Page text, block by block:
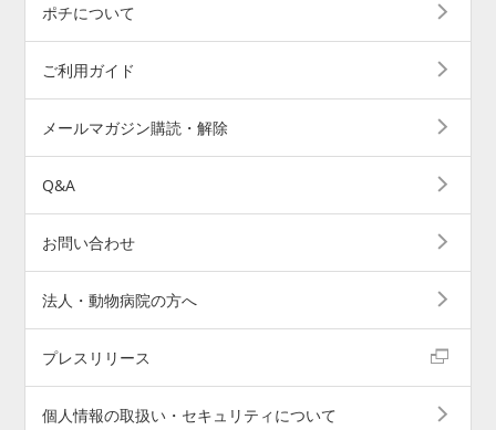
ポチについて
ご利用ガイド
メールマガジン購読・解除
Q&A
お問い合わせ
法人・動物病院の方へ
プレスリリース
個人情報の取扱い・セキュリティについて